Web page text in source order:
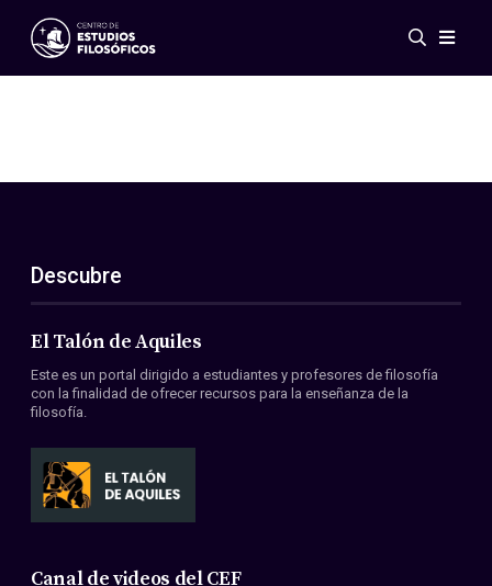
Eventos
ES
EN
Acerca de nosotros
Miembros
Convenios
Descubre
El Talón de Aquiles
Este es un portal dirigido a estudiantes y profesores de filosofía
con la finalidad de ofrecer recursos para la enseñanza de la
filosofía.
Canal de videos del CEF